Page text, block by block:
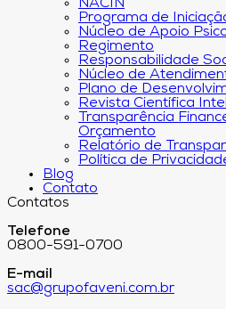
NACIN
Programa de
Núcleo de Apoio
Regimento
Responsabilidade
Núcleo de
Plano de
Revista Científica
Transparência
Orçamento
Relatório de
Política de
Blog
Contato
Contatos
Telefone
0800-591-0700
E-mail
sac@grupofaveni.com.br